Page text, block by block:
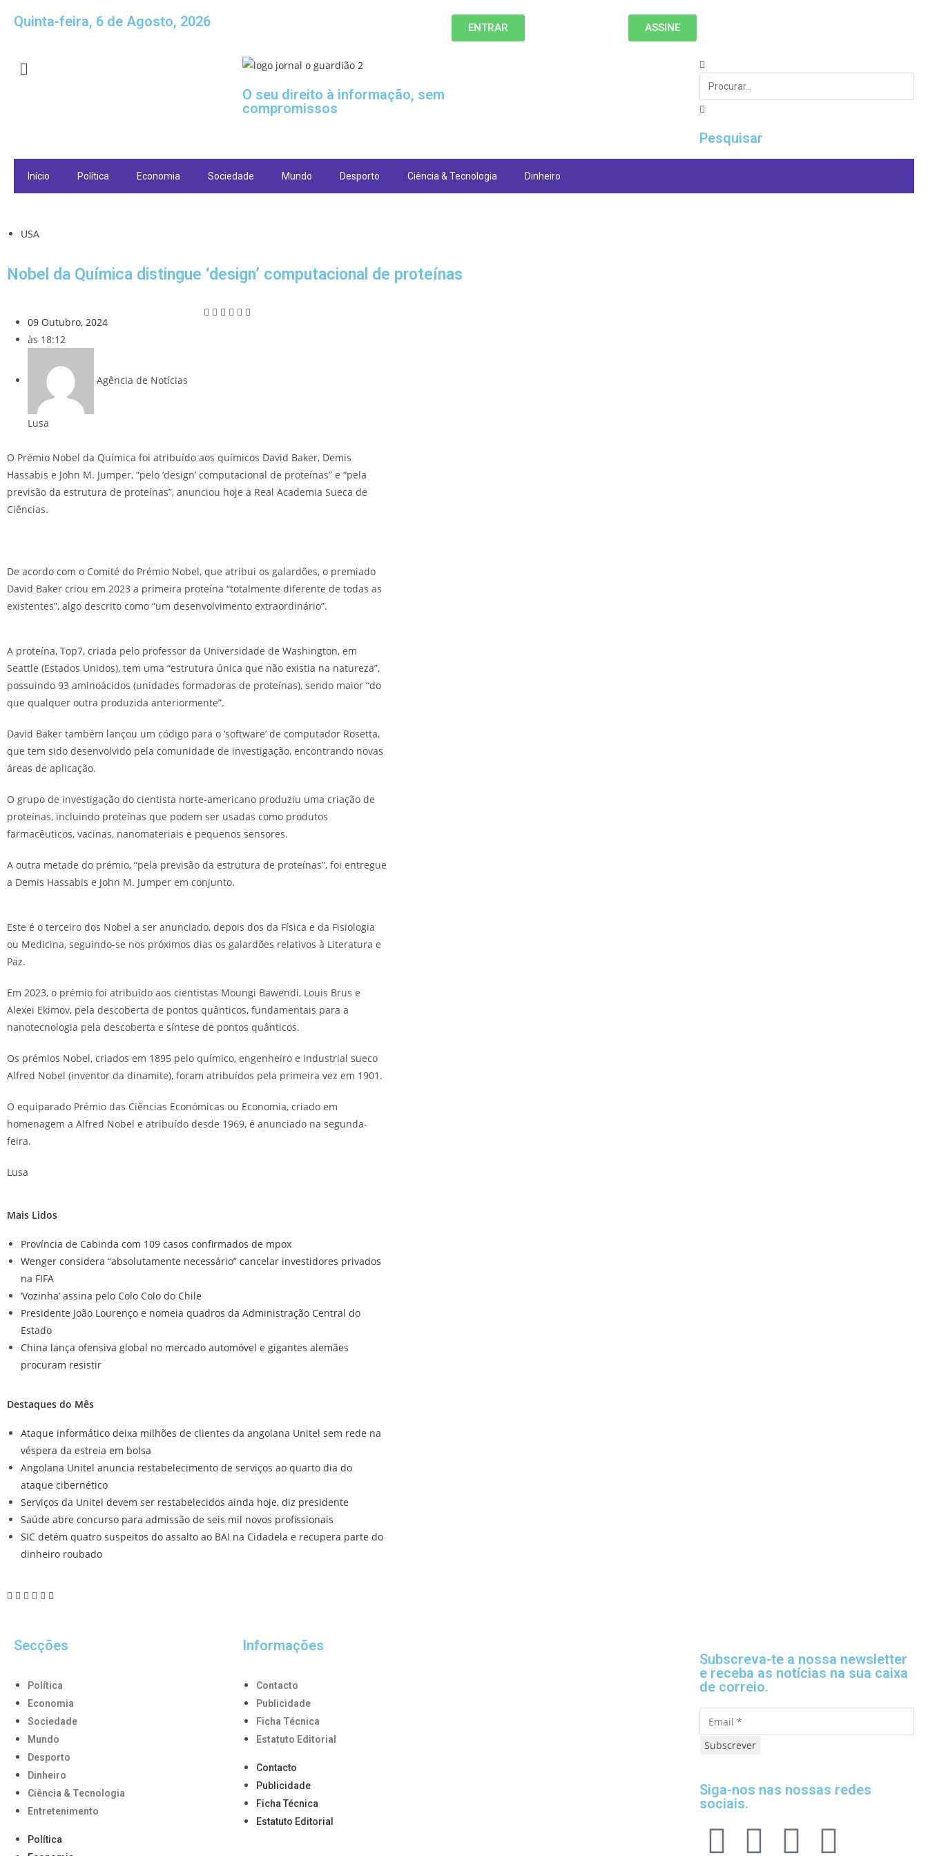
Quinta-feira, 6 de Agosto, 2026 ENTRAR ASSINE
O seu direito à informação, sem
compromissos
Pesquisar
Início Política Economia Sociedade Mundo Desporto Ciência & Tecnologia Dinheiro
USA
Nobel da Química distingue ‘design’ computacional de proteínas
09 Outubro, 2024
às 18:12
Agência de Notícias
Lusa
O Prémio Nobel da Química foi atribuído aos químicos David Baker, Demis
Hassabis e John M. Jumper, “pelo ‘design’ computacional de proteínas” e “pela
previsão da estrutura de proteínas”, anunciou hoje a Real Academia Sueca de
Ciências.
De acordo com o Comité do Prémio Nobel, que atribui os galardões, o premiado
David Baker criou em 2023 a primeira proteína “totalmente diferente de todas as
existentes”, algo descrito como “um desenvolvimento extraordinário”.
A proteína, Top7, criada pelo professor da Universidade de Washington, em
Seattle (Estados Unidos), tem uma “estrutura única que não existia na natureza”,
possuindo 93 aminoácidos (unidades formadoras de proteínas), sendo maior “do
que qualquer outra produzida anteriormente”.
David Baker também lançou um código para o ‘software’ de computador Rosetta,
que tem sido desenvolvido pela comunidade de investigação, encontrando novas
áreas de aplicação.
O grupo de investigação do cientista norte-americano produziu uma criação de
proteínas, incluindo proteínas que podem ser usadas como produtos
farmacêuticos, vacinas, nanomateriais e pequenos sensores.
A outra metade do prémio, “pela previsão da estrutura de proteínas”, foi entregue
a Demis Hassabis e John M. Jumper em conjunto.
Este é o terceiro dos Nobel a ser anunciado, depois dos da Física e da Fisiologia
ou Medicina, seguindo-se nos próximos dias os galardões relativos à Literatura e
Paz.
Em 2023, o prémio foi atribuído aos cientistas Moungi Bawendi, Louis Brus e
Alexei Ekimov, pela descoberta de pontos quânticos, fundamentais para a
nanotecnologia pela descoberta e síntese de pontos quânticos.
Os prémios Nobel, criados em 1895 pelo químico, engenheiro e industrial sueco
Alfred Nobel (inventor da dinamite), foram atribuídos pela primeira vez em 1901.
O equiparado Prémio das Ciências Económicas ou Economia, criado em
homenagem a Alfred Nobel e atribuído desde 1969, é anunciado na segunda-
feira.
Lusa
Mais Lidos
Província de Cabinda com 109 casos confirmados de mpox
Wenger considera “absolutamente necessário” cancelar investidores privados
na FIFA
‘Vozinha’ assina pelo Colo Colo do Chile
Presidente João Lourenço e nomeia quadros da Administração Central do
Estado
China lança ofensiva global no mercado automóvel e gigantes alemães
procuram resistir
Destaques do Mês
Ataque informático deixa milhões de clientes da angolana Unitel sem rede na
véspera da estreia em bolsa
Angolana Unitel anuncia restabelecimento de serviços ao quarto dia do
ataque cibernético
Serviços da Unitel devem ser restabelecidos ainda hoje, diz presidente
Saúde abre concurso para admissão de seis mil novos profissionais
SIC detém quatro suspeitos do assalto ao BAI na Cidadela e recupera parte do
dinheiro roubado
Secções
Política
Economia
Sociedade
Mundo
Desporto
Dinheiro
Ciência & Tecnologia
Entretenimento
Política
Informações
Contacto
Publicidade
Ficha Técnica
Estatuto Editorial
Contacto
Publicidade
Ficha Técnica
Estatuto Editorial
Subscreva-te a nossa newsletter
e receba as notícias na sua caixa
de correio.
Subscrever
Siga-nos nas nossas redes
sociais.